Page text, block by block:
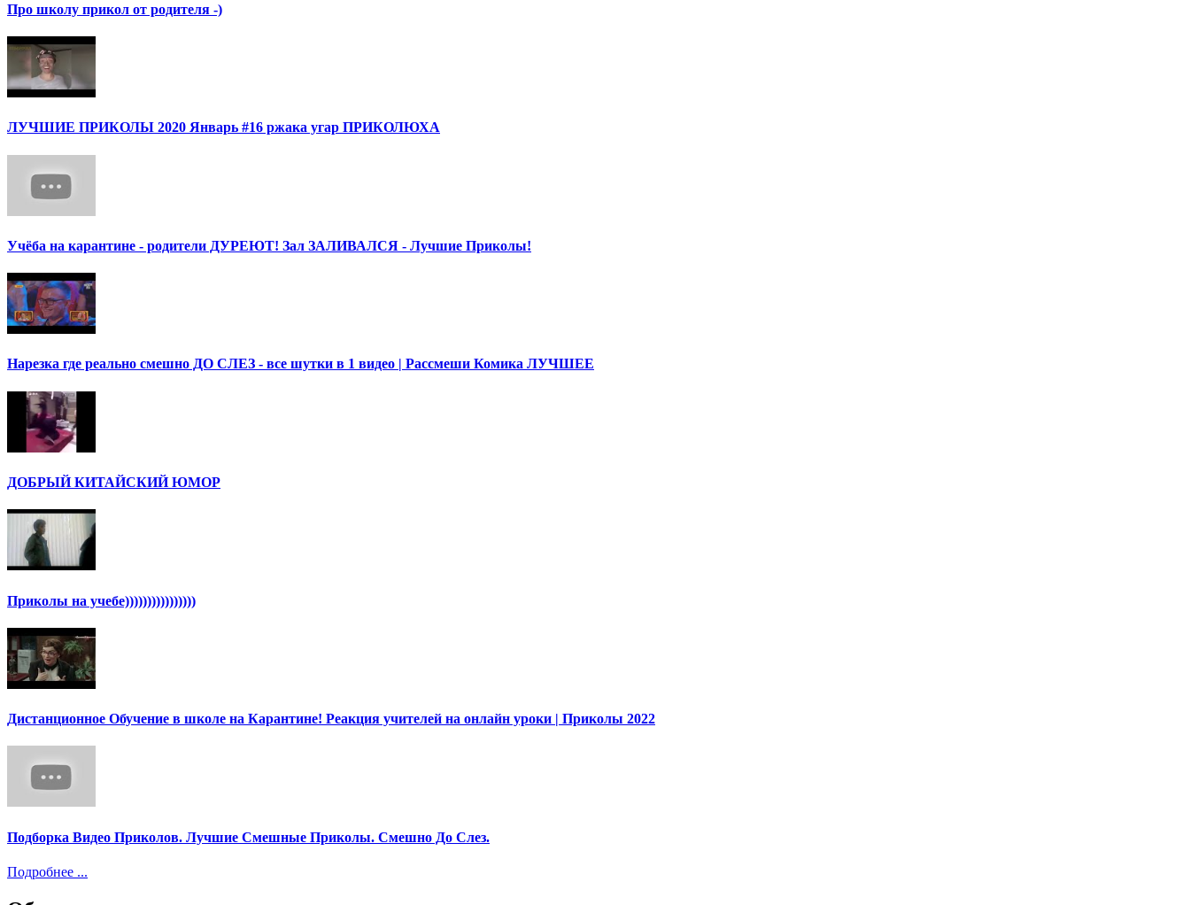
Про школу прикол от родителя -)
ЛУЧШИЕ ПРИКОЛЫ 2020 Январь #16 ржака угар ПРИКОЛЮХА
Учёба на карантине - родители ДУРЕЮТ! Зал ЗАЛИВАЛСЯ - Лучшие Приколы!
Нарезка где реально смешно ДО СЛЕЗ - все шутки в 1 видео | Рассмеши Комика ЛУЧШЕЕ
ДОБРЫЙ КИТАЙСКИЙ ЮМОР
Приколы на учебе))))))))))))))))
Дистанционное Обучение в школе на Карантине! Реакция учителей на онлайн уроки | Приколы 2022
Подборка Видео Приколов. Лучшие Смешные Приколы. Смешно До Слез.
Подробнее ...